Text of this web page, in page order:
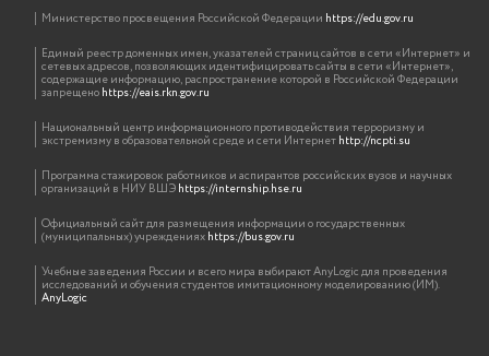
Министерство просвещения Российской Федерации https://edu.gov.ru
Единый реестр доменных имен, указателей страниц сайтов в сети «Интернет» и
сетевых адресов, позволяющих идентифицировать сайты в сети «Интернет»,
содержащие информацию, распространение которой в Российской Федерации
запрещеноhttps://eais.rkn.gov.ru
Национальный центр информационного противодействия терроризму и
экстремизму в образовательной среде и сети Интернетhttp://ncpti.su
Программа стажировок работников и аспирантов российских вузов и научных
организаций в НИУ ВШЭhttps://internship.hse.ru
Официальный сайт для размещения информации о государственных
(муниципальных) учрежденияхhttps://bus.gov.ru
Учебные заведения России и всего мира выбирают AnyLogic для проведения
исследований и обучения студентов имитационному моделированию (ИМ).
AnyLogic